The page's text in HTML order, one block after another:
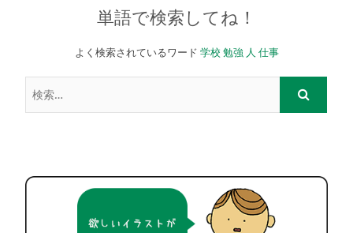
単語で検索してね！
よく検索されているワード 学校 勉強 人 仕事